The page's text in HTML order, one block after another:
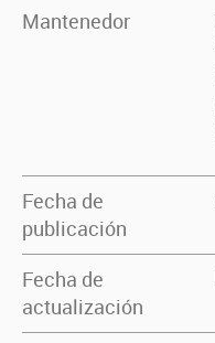
Mantenedor
Fecha de
publicación
Fecha de
actualización